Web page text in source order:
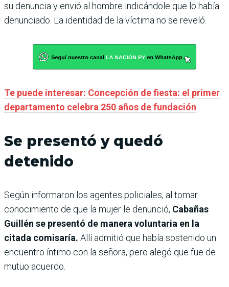
su denuncia y envió al hombre indicándole que lo había
denunciado. La identidad de la víctima no se reveló.
Te puede interesar: Concepción de fiesta: el primer
departamento celebra 250 años de fundación
Se presentó y quedó
detenido
Según informaron los agentes policiales, al tomar
conocimiento de que la mujer le denunció, Cabañas
Guillén se presentó de manera voluntaria en la
citada comisaría. Allí admitió que había sostenido un
encuentro íntimo con la señora, pero alegó que fue de
mutuo acuerdo.